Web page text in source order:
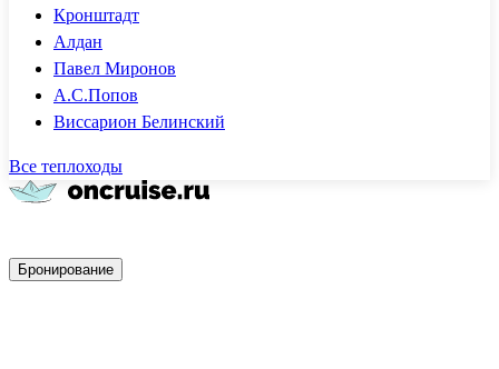
Кронштадт
Алдан
Павел Миронов
А.С.Попов
Виссарион Белинский
Все теплоходы
Бронирование